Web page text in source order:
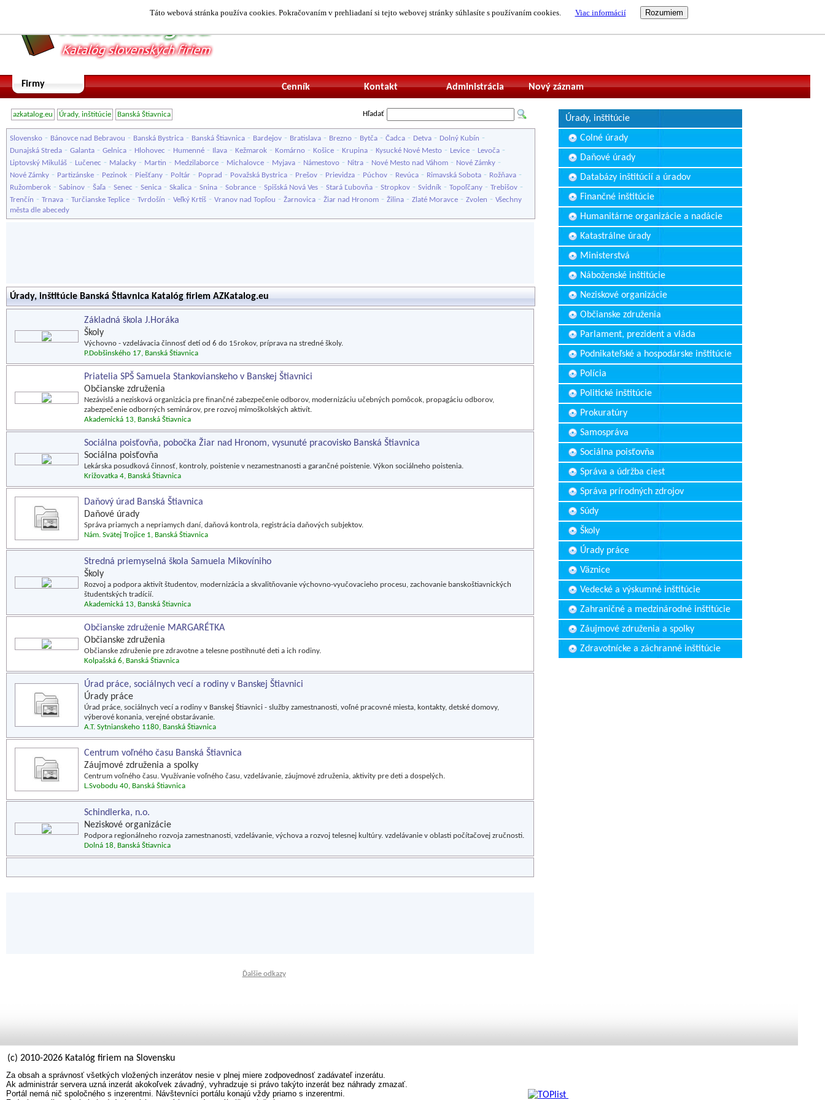
Táto webová stránka používa cookies. Pokračovaním v prehliadaní si tejto webovej stránky súhlasíte s používaním cookies. Viac informácií
Firmy Nový záznam
Administrácia
Kontakt
Cenník
azkatalog.eu Úrady, inštitúcie Banská Štiavnica Hľadať
Slovensko - Bánovce nad Bebravou - Banská Bystrica - Banská Štiavnica - Bardejov - Bratislava - Brezno - Bytča - Čadca - Detva - Dolný Kubín -
Dunajská Streda - Galanta - Gelnica - Hlohovec - Humenné - Ilava - Kežmarok - Komárno - Košice - Krupina - Kysucké Nové Mesto - Levice - Levoča -
Liptovský Mikuláš - Lučenec - Malacky - Martin - Medzilaborce - Michalovce - Myjava - Námestovo - Nitra - Nové Mesto nad Váhom - Nové Zámky -
Nové Zámky - Partizánske - Pezinok - Piešťany - Poltár - Poprad - Považská Bystrica - Prešov - Prievidza - Púchov - Revúca - Rimavská Sobota - Rožňava -
Ružomberok - Sabinov - Šaľa - Senec - Senica - Skalica - Snina - Sobrance - Spišská Nová Ves - Stará Ľubovňa - Stropkov - Svidník - Topoľčany - Trebišov -
Trenčín - Trnava - Turčianske Teplice - Tvrdošín - Veľký Krtíš - Vranov nad Topľou - Žarnovica - Žiar nad Hronom - Žilina - Zlaté Moravce - Zvolen - Všechny
města dle abecedy
Úrady, inštitúcie Banská Štiavnica Katalóg firiem AZKatalog.eu
Základná škola J.Horáka
Školy
Výchovno - vzdelávacia činnosť detí od 6 do 15rokov, príprava na stredné školy.
P.Dobšinského 17, Banská Štiavnica
Priatelia SPŠ Samuela Stankovianskeho v Banskej Štiavnici
Občianske združenia
Nezávislá a nezisková organizácia pre finančné zabezpečenie odborov, modernizáciu učebných pomôcok, propagáciu odborov,
zabezpečenie odborných seminárov, pre rozvoj mimoškolských aktivít.
Akademická 13, Banská Štiavnica
Sociálna poisťovňa, pobočka Žiar nad Hronom, vysunuté pracovisko Banská Štiavnica
Sociálna poisťovňa
Lekárska posudková činnosť, kontroly, poistenie v nezamestnanosti a garančné poistenie. Výkon sociálneho poistenia.
Križovatka 4, Banská Štiavnica
Daňový úrad Banská Štiavnica
Daňové úrady
Správa priamych a nepriamych daní, daňová kontrola, registrácia daňových subjektov.
Nám. Svätej Trojice 1, Banská Štiavnica
Stredná priemyselná škola Samuela Mikovíniho
Školy
Rozvoj a podpora aktivít študentov, modernizácia a skvalitňovanie výchovno-vyučovacieho procesu, zachovanie banskoštiavnických
študentských tradícií.
Akademická 13, Banská Štiavnica
Občianske združenie MARGARÉTKA
Občianske združenia
Občianske združenie pre zdravotne a telesne postihnuté deti a ich rodiny.
Kolpašská 6, Banská Štiavnica
Úrad práce, sociálnych vecí a rodiny v Banskej Štiavnici
Úrady práce
Úrad práce, sociálnych vecí a rodiny v Banskej Štiavnici - služby zamestnanosti, voľné pracovné miesta, kontakty, detské domovy,
výberové konania, verejné obstarávanie.
A.T. Sytnianskeho 1180, Banská Štiavnica
Centrum voľného času Banská Štiavnica
Záujmové združenia a spolky
Centrum voľného času. Využívanie voľného času, vzdelávanie, záujmové združenia, aktivity pre deti a dospelých.
L.Svobodu 40, Banská Štiavnica
Schindlerka, n.o.
Neziskové organizácie
Podpora regionálneho rozvoja zamestnanosti, vzdelávanie, výchova a rozvoj telesnej kultúry. vzdelávanie v oblasti počítačovej zručnosti.
Dolná 18, Banská Štiavnica
Úrady, inštitúcie
Colné úrady
Daňové úrady
Databázy inštitúcií a úradov
Finančné inštitúcie
Humanitárne organizácie a nadácie
Katastrálne úrady
Ministerstvá
Náboženské inštitúcie
Neziskové organizácie
Občianske združenia
Parlament, prezident a vláda
Podnikateľské a hospodárske inštitúcie
Polícia
Politické inštitúcie
Prokuratúry
Samospráva
Sociálna poisťovňa
Správa a údržba ciest
Správa prírodných zdrojov
Súdy
Školy
Úrady práce
Väznice
Vedecké a výskumné inštitúcie
Zahraničné a medzinárodné inštitúcie
Záujmové združenia a spolky
Zdravotnícke a záchranné inštitúcie
Ďalšie odkazy
(c) 2010-2026 Katalóg firiem na Slovensku
Za obsah a správnosť všetkých vložených inzerátov nesie v plnej miere zodpovednosť zadávateľ inzerátu.
Ak administrár servera uzná inzerát akokoľvek závadný, vyhradzuje si právo takýto inzerát bez náhrady zmazať.
Portál nemá nič spoločného s inzerentmi. Návštevníci portálu konajú vždy priamo s inzerentmi.